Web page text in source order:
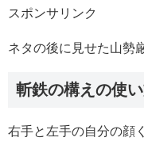
スポンサリンク
ネタの後に見せた山勢
斬鉄の構えの使
右手と左手の自分の顔